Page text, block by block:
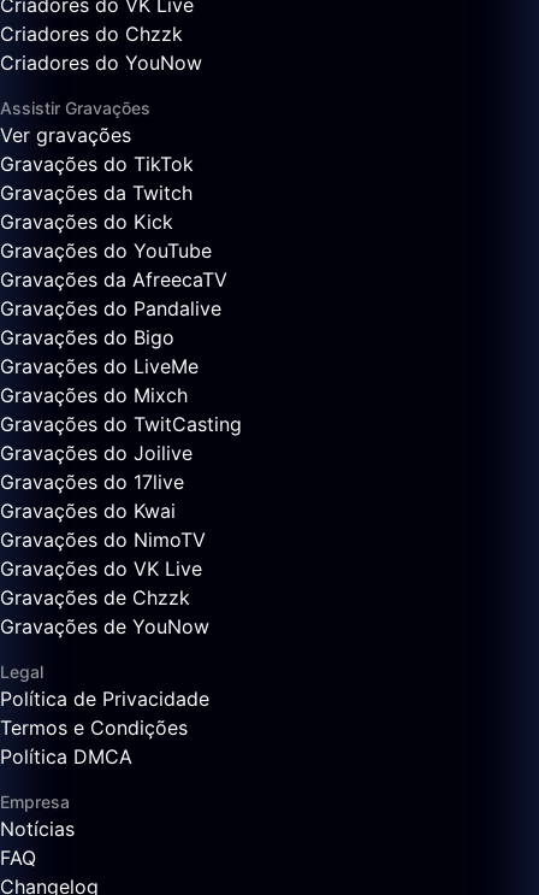
Criadores do VK Live
Criadores do Chzzk
Criadores do YouNow
Assistir Gravações
Ver gravações
Gravações do TikTok
Gravações da Twitch
Gravações do Kick
Gravações do YouTube
Gravações da AfreecaTV
Gravações do Pandalive
Gravações do Bigo
Gravações do LiveMe
Gravações do Mixch
Gravações do TwitCasting
Gravações do Joilive
Gravações do 17live
Gravações do Kwai
Gravações do NimoTV
Gravações do VK Live
Gravações de Chzzk
Gravações de YouNow
Legal
Política de Privacidade
Termos e Condições
Política DMCA
Empresa
Notícias
FAQ
Changelog